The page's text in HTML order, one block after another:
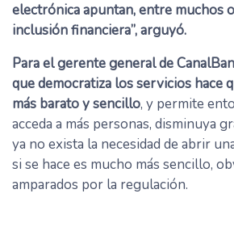
electrónica apuntan, entre muchos
inclusión financiera”, arguyó.
Para el gerente general de
que democratiza los servicios hace
más barato y sencillo, y permite
acceda a más personas, disminuya
ya no exista la necesidad de abrir
si se hace es mucho más sencillo,
amparados por la regulación.